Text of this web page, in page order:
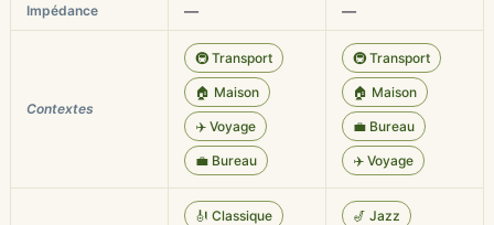
Impédance — —
Contextes
🚇 Transport
🏠 Maison
✈️ Voyage
💼 Bureau
🚇 Transport
🏠 Maison
💼 Bureau
✈️ Voyage
🎻 Classique 🎷 Jazz